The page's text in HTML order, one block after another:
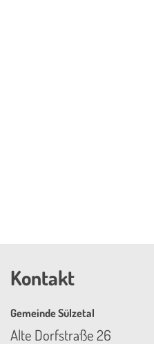
Kontakt
Gemeinde Sülzetal
Alte Dorfstraße 26